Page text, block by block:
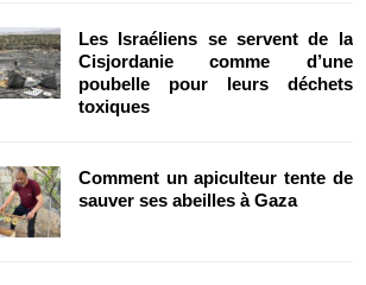
Les Israéliens se servent de la
Cisjordanie comme d’une
poubelle pour leurs déchets
toxiques
Comment un apiculteur tente de
sauver ses abeilles à Gaza